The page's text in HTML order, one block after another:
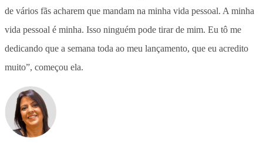
de vários fãs acharem que mandam na minha vida pessoal. A minha
vida pessoal é minha. Isso ninguém pode tirar de mim. Eu tô me
dedicando que a semana toda ao meu lançamento, que eu acredito
muito”, começou ela.